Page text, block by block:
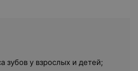
зубов у взрослых и детей;